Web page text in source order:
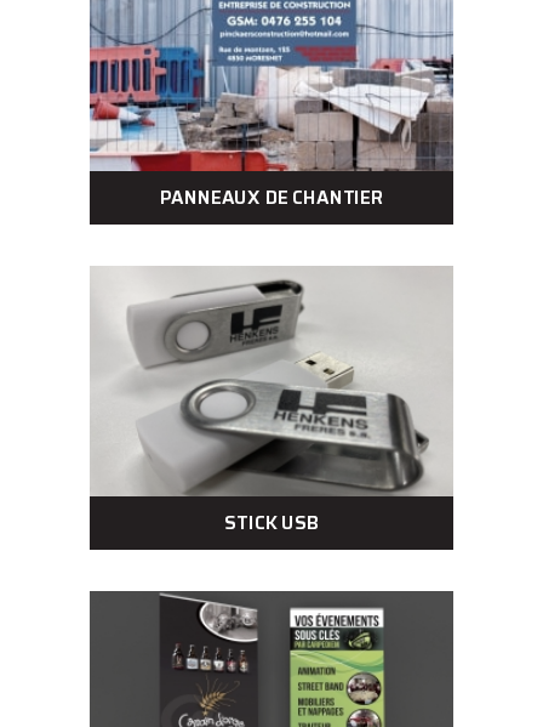
PANNEAUX DE CHANTIER
STICK USB